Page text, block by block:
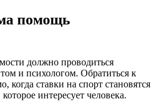
помощь
должно проводиться
и психологом. Обратиться к
когда ставки на спорт становятся
интересует человека.